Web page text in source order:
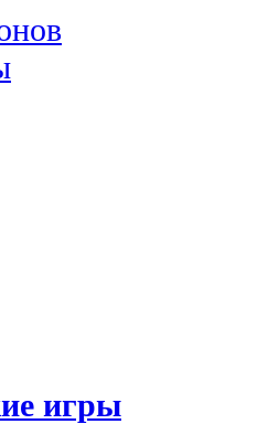
игры